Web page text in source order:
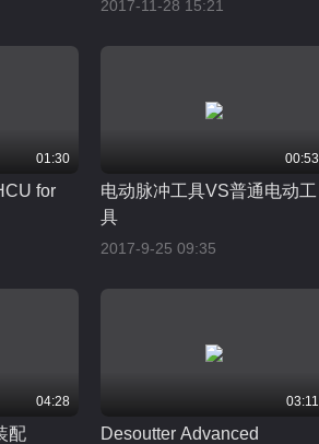
2017-11-28 15:21
01:30
for
00:53
电动脉冲工具VS普通电动工
具
2017-9-25 09:35
04:28
配
03:11
Desoutter Advanced